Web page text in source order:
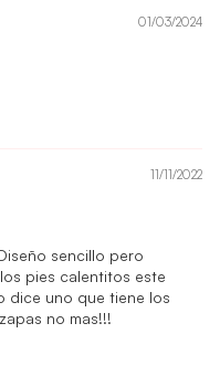
01/03/2024
11/11/2022
sencillo pero
pies calentitos este
dice uno que tiene los
no mas!!!